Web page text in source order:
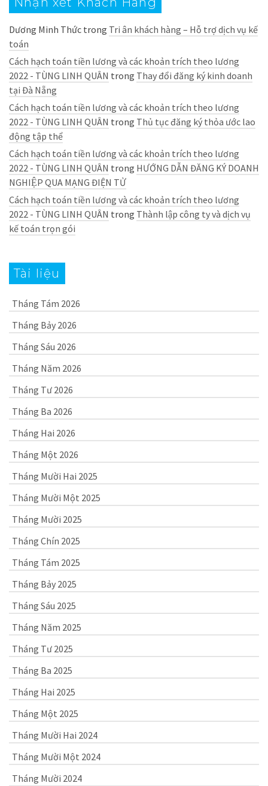
Dương Minh Thức trong Tri ân khách hàng – Hỗ trợ dịch vụ kế
toán
Cách hạch toán tiền lương và các khoản trích theo lương
2022 - TÙNG LINH QUÂN trong Thay đổi đăng ký kinh doanh
tại Đà Nẵng
Cách hạch toán tiền lương và các khoản trích theo lương
2022 - TÙNG LINH QUÂN trong Thủ tục đăng ký thỏa ước lao
động tập thể
Cách hạch toán tiền lương và các khoản trích theo lương
2022 - TÙNG LINH QUÂN trong HƯỚNG DẪN ĐĂNG KÝ DOANH
NGHIỆP QUA MẠNG ĐIỆN TỬ
Cách hạch toán tiền lương và các khoản trích theo lương
2022 - TÙNG LINH QUÂN trong Thành lập công ty và dịch vụ
kế toán trọn gói
Tài liệu
Tháng Tám 2026
Tháng Bảy 2026
Tháng Sáu 2026
Tháng Năm 2026
Tháng Tư 2026
Tháng Ba 2026
Tháng Hai 2026
Tháng Một 2026
Tháng Mười Hai 2025
Tháng Mười Một 2025
Tháng Mười 2025
Tháng Chín 2025
Tháng Tám 2025
Tháng Bảy 2025
Tháng Sáu 2025
Tháng Năm 2025
Tháng Tư 2025
Tháng Ba 2025
Tháng Hai 2025
Tháng Một 2025
Tháng Mười Hai 2024
Tháng Mười Một 2024
Tháng Mười 2024